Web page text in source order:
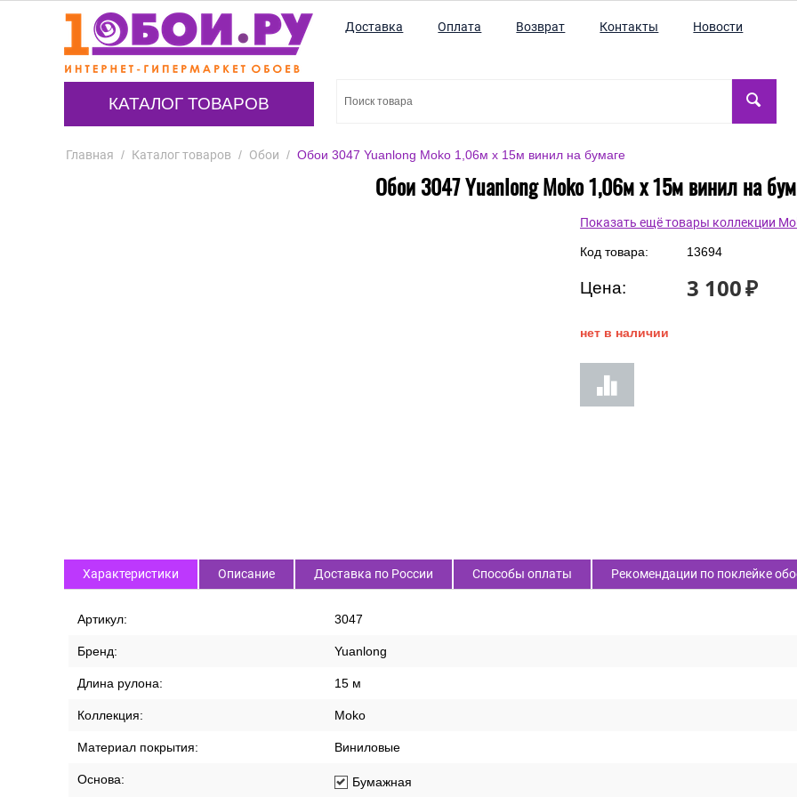
КАТАЛОГ ТОВАРОВ
Доставка Оплата Возврат Контакты Новости
Главная / Каталог товаров / Обои / Обои 3047 Yuanlong Moko 1,06м x 15м винил на бумаге
Обои 3047 Yuanlong Moko 1,06м x 15м винил на
Показать ещё товары коллекции
Код товара: 13694
Цена: 3 100₽
нет в наличии
Характеристики Описание Доставка по России Способы оплаты Рекомендации по поклейке
Артикул: 3047
Бренд: Yuanlong
Длина рулона: 15 м
Коллекция: Moko
Материал покрытия: Виниловые
Основа: Бумажная